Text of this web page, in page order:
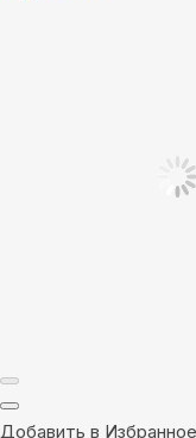
Добавить в Избранное